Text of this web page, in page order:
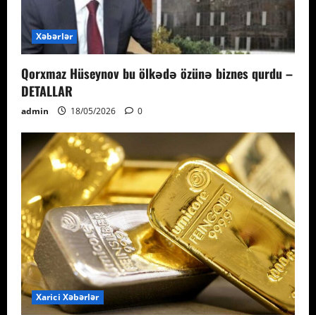
Xəbərlər
Qorxmaz Hüseynov bu ölkədə özünə biznes qurdu –
DETALLAR
admin 18/05/2026 0
Xarici Xəbərlər